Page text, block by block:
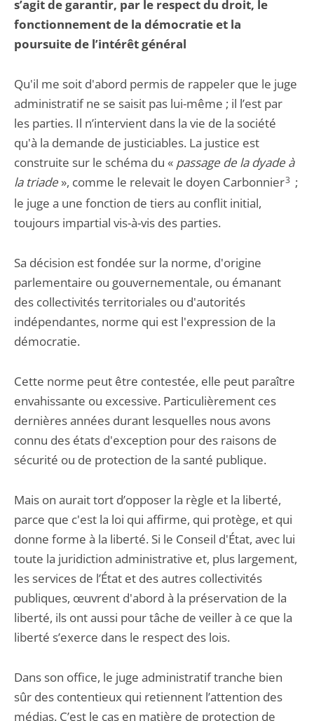
s’agit de garantir, par le respect du droit, le
fonctionnement de la démocratie et la
poursuite de l’intérêt général
Qu'il me soit d'abord permis de rappeler que le juge
administratif ne se saisit pas lui-même ; il l’est par
les parties. Il n’intervient dans la vie de la société
qu'à la demande de justiciables. La justice est
construite sur le schéma du « passage de la dyade à
la triade », comme le relevait le doyen Carbonnier3 ;
le juge a une fonction de tiers au conflit initial,
toujours impartial vis-à-vis des parties.
Sa décision est fondée sur la norme, d'origine
parlementaire ou gouvernementale, ou émanant
des collectivités territoriales ou d'autorités
indépendantes, norme qui est l'expression de la
démocratie.
Cette norme peut être contestée, elle peut paraître
envahissante ou excessive. Particulièrement ces
dernières années durant lesquelles nous avons
connu des états d'exception pour des raisons de
sécurité ou de protection de la santé publique.
Mais on aurait tort d’opposer la règle et la liberté,
parce que c'est la loi qui affirme, qui protège, et qui
donne forme à la liberté. Si le Conseil d'État, avec lui
toute la juridiction administrative et, plus largement,
les services de l’État et des autres collectivités
publiques, œuvrent d'abord à la préservation de la
liberté, ils ont aussi pour tâche de veiller à ce que la
liberté s’exerce dans le respect des lois.
Dans son office, le juge administratif tranche bien
sûr des contentieux qui retiennent l’attention des
médias. C’est le cas en matière de protection de